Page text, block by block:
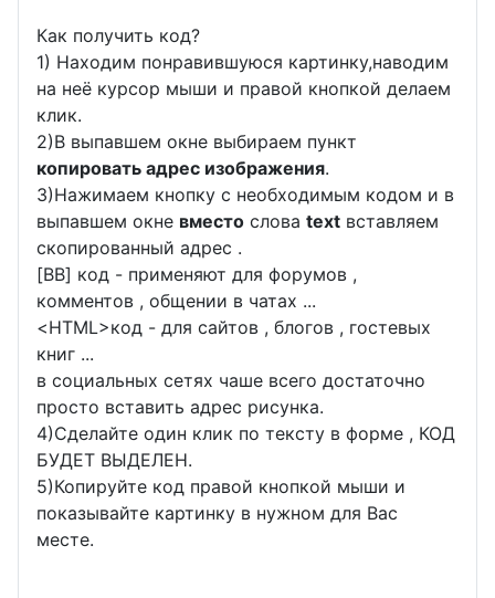
Как получить код?
1) Находим понравившуюся картинку,наводим
на неё курсор мыши и правой кнопкой делаем
клик.
2)В выпавшем окне выбираем пункт
копировать адрес изображения.
3)Нажимаем кнопку с необходимым кодом и в
выпавшем окне вместо слова text вставляем
скопированный адрес .
[BB] код - применяют для форумов ,
комментов , общении в чатах ...
<HTML>код - для сайтов , блогов , гостевых
книг ...
в социальных сетях чаше всего достаточно
просто вставить адрес рисунка.
4)Сделайте один клик по тексту в форме , КОД
БУДЕТ ВЫДЕЛЕН.
5)Копируйте код правой кнопкой мыши и
показывайте картинку в нужном для Вас
месте.